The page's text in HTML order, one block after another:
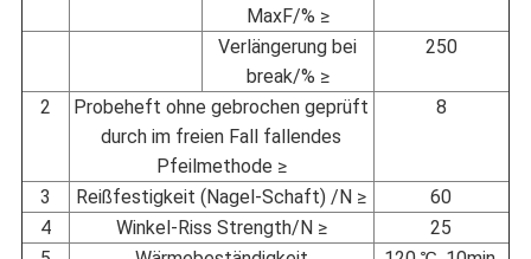
MaxF/% ≥
Verlängerung bei
break/% ≥
250
2
Probeheft ohne gebrochen geprüft
durch im freien Fall fallendes
Pfeilmethode ≥
8
3 Reißfestigkeit (Nagel-Schaft) /N ≥
60
4
Winkel-Riss Strength/N ≥
25